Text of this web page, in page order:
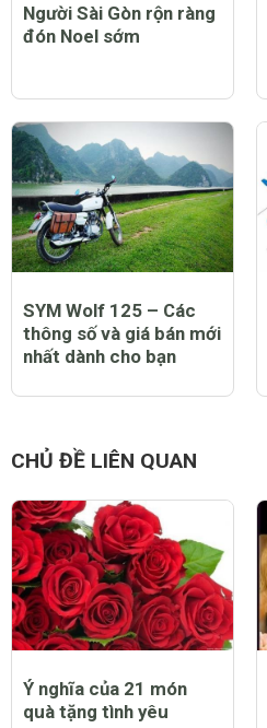
Người Sài Gòn rộn ràng
đón Noel sớm
SYM Wolf 125 – Các
thông số và giá bán mới
nhất dành cho bạn
CHỦ ĐỀ LIÊN QUAN
Ý nghĩa của 21 món
quà tặng tình yêu